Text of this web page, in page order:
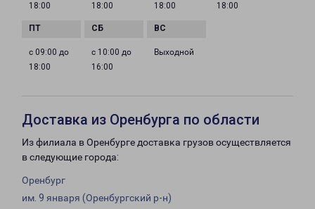
18:00
18:00
18:00
18:00
с 09:00 до
18:00
с 10:00 до
16:00
Выходной
Доставка из Оренбурга по области
Из филиала в Оренбурге доставка грузов осуществляется
в следующие города:
Оренбург
им. 9 января (Оренбургский р-н)